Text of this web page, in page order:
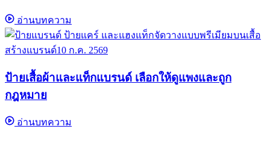
อ่านบทความ
สร้างแบรนด์10 ก.ค. 2569
ป้ายเสื้อผ้าและแท็กแบรนด์ เลือกให้ดูแพงและถูก
กฎหมาย
อ่านบทความ